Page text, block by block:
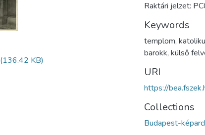
(136.42 KB)
Raktári jelzet:
Keywords
templom,
barokk, külső
URI
https://
Collections
Budapest-